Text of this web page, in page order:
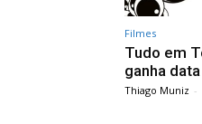
Filmes
Tudo em
ganha
Thiago Muniz -